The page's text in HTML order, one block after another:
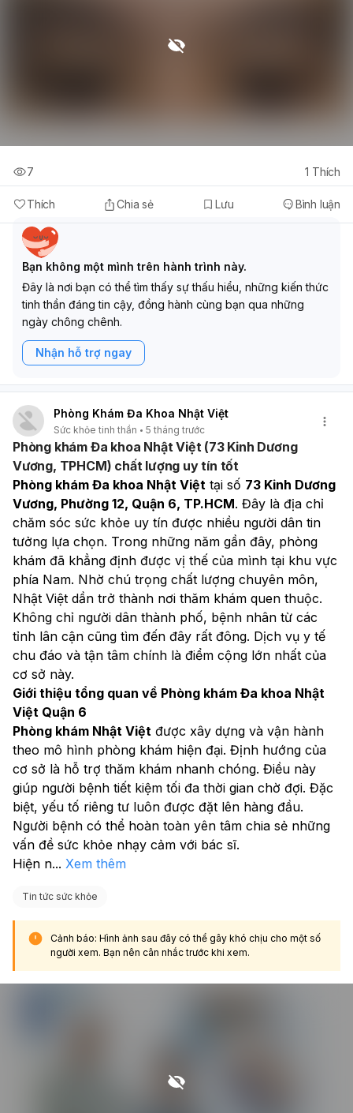
: Khi cảm thấy đầu óc mệt mỏi vì suy nghĩ
quá nhiều, hãy thực hành hít thở sâu để làm dịu tâm trí
Thích Chia sẻ Lưu Bình luận
7 1 Thích
Bạn không một mình trên hành trình này.
Đây là nơi bạn có thể tìm thấy sự thấu hiểu, những kiến thức
tinh thần đáng tin cậy, đồng hành cùng bạn qua những
ngày chông chênh.
Nhận hỗ trợ ngay
Phòng Khám Đa Khoa Nhật Việt
Sức khỏe tinh thần 5 tháng trước
Phòng khám Đa khoa Nhật Việt (73 Kinh Dương
Vương, TPHCM) chất lượng uy tín tốt
Phòng khám Đa khoa Nhật Việt tại số 73 Kinh Dương
Vương, Phường 12, Quận 6, TP.HCM. Đây là địa chỉ
chăm sóc sức khỏe uy tín được nhiều người dân tin
tưởng lựa chọn. Trong những năm gần đây, phòng
khám đã khẳng định được vị thế của mình tại khu vực
phía Nam. Nhờ chú trọng chất lượng chuyên môn,
Nhật Việt dần trở thành nơi thăm khám quen thuộc.
Không chỉ người dân thành phố, bệnh nhân từ các
tỉnh lân cận cũng tìm đến đây rất đông. Dịch vụ y tế
chu đáo và tận tâm chính là điểm cộng lớn nhất của
cơ sở này.
Giới thiệu tổng quan về Phòng khám Đa khoa Nhật
Việt Quận 6
Phòng khám Nhật Việt được xây dựng và vận hành
theo mô hình phòng khám hiện đại. Định hướng của
cơ sở là hỗ trợ thăm khám nhanh chóng. Điều này
giúp người bệnh tiết kiệm tối đa thời gian chờ đợi. Đặc
biệt, yếu tố riêng tư luôn được đặt lên hàng đầu.
Người bệnh có thể hoàn toàn yên tâm chia sẻ những
vấn đề sức khỏe nhạy cảm với bác sĩ.
Hiện n... Xem thêm
Tin tức sức khỏe
Cảnh báo: Hình ảnh sau đây có thể gây khó chịu cho một số
người xem. Bạn nên cân nhắc trước khi xem.